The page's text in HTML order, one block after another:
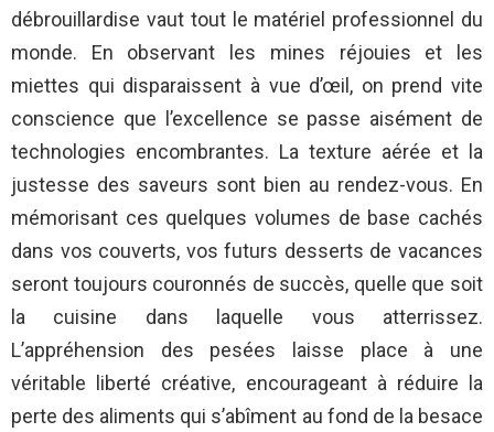
débrouillardise vaut tout le matériel professionnel du
monde. En observant les mines réjouies et les
miettes qui disparaissent à vue d’œil, on prend vite
conscience que l’excellence se passe aisément de
technologies encombrantes. La texture aérée et la
justesse des saveurs sont bien au rendez-vous. En
mémorisant ces quelques volumes de base cachés
dans vos couverts, vos futurs desserts de vacances
seront toujours couronnés de succès, quelle que soit
la cuisine dans laquelle vous atterrissez.
L’appréhension des pesées laisse place à une
véritable liberté créative, encourageant à réduire la
perte des aliments qui s’abîment au fond de la besace